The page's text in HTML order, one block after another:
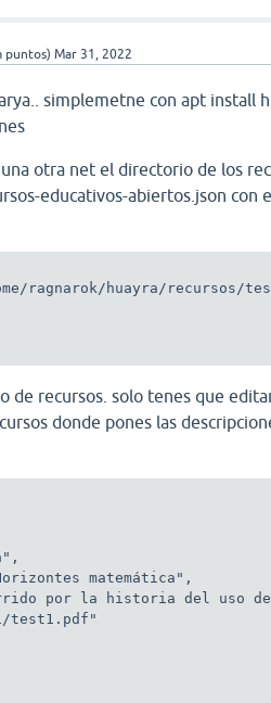
puntos) Mar 31, 2022
simplemetne con apt install
otra net el directorio de los
educativos-abiertos.json con
ragnarok/huayra/recursos/
de recursos. solo tenes que
donde pones las
matemática",
por la historia del uso
test1.pdf"